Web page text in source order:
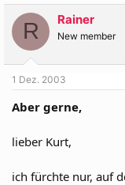
R Rainer
New member
1 Dez. 2003
Aber gerne,
lieber Kurt,
ich fürchte nur, auf